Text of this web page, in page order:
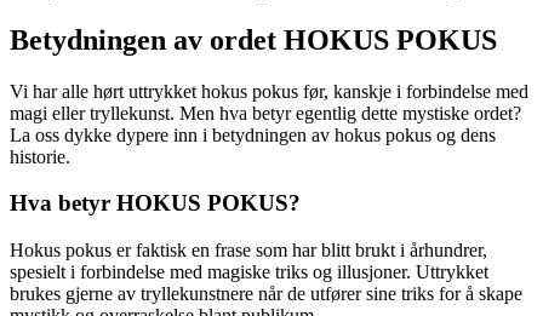
Betydningen av ordet HOKUS POKUS
Vi har alle hørt uttrykket hokus pokus før, kanskje i forbindelse med
magi eller tryllekunst. Men hva betyr egentlig dette mystiske ordet?
La oss dykke dypere inn i betydningen av hokus pokus og dens
historie.
Hva betyr HOKUS POKUS?
Hokus pokus er faktisk en frase som har blitt brukt i århundrer,
spesielt i forbindelse med magiske triks og illusjoner. Uttrykket
brukes gjerne av tryllekunstnere når de utfører sine triks for å skape